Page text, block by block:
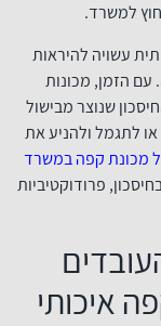
למשרד.
עשויה להיראות
הזמן, מכונות
שנוצר מבישול
או לתגמל ולהניע את
מכונת קפה במשרד
פרודוקטיביות
איכותי